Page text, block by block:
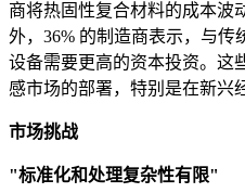
商将热固性复合材料的成本波
外，36% 的制造商表示，与传
设备需要更高的资本投资。这
感市场的部署，特别是在新兴
市场挑战
"标准化和处理复杂性有限"